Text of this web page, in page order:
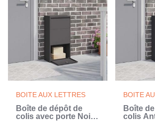
BOITE AUX LETTRES
Boîte de dépôt de
colis avec porte Noir
BOITE
Boîte
colis